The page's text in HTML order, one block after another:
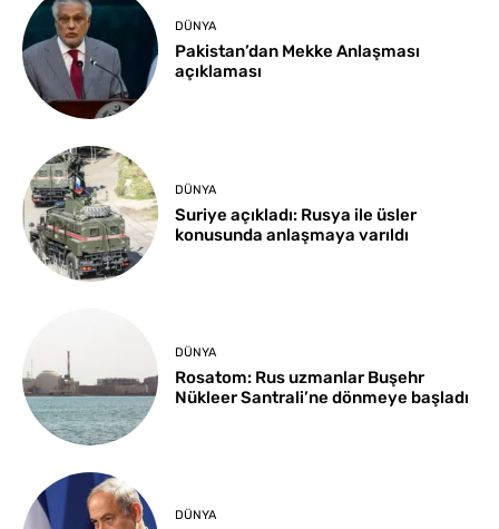
DÜNYA
Pakistan’dan Mekke Anlaşması
açıklaması
DÜNYA
Suriye açıkladı: Rusya ile üsler
konusunda anlaşmaya varıldı
DÜNYA
Rosatom: Rus uzmanlar Buşehr
Nükleer Santrali’ne dönmeye başladı
DÜNYA